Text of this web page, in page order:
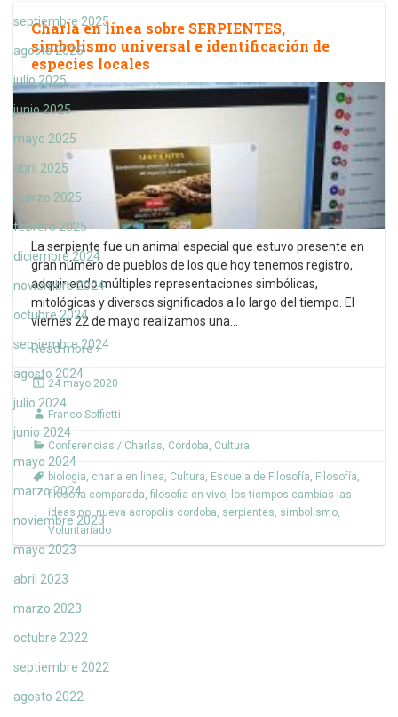
septiembre 2025
agosto 2025
julio 2025
junio 2025
mayo 2025
abril 2025
marzo 2025
febrero 2025
diciembre 2024
noviembre 2024
octubre 2024
septiembre 2024
agosto 2024
julio 2024
junio 2024
mayo 2024
marzo 2024
noviembre 2023
mayo 2023
abril 2023
marzo 2023
octubre 2022
septiembre 2022
agosto 2022
Charla en línea sobre SERPIENTES,
simbolismo universal e identificación de
especies locales
La serpiente fue un animal especial que estuvo presente en
gran número de pueblos de los que hoy tenemos registro,
adquiriendo múltiples representaciones simbólicas,
mitológicas y diversos significados a lo largo del tiempo. El
viernes 22 de mayo realizamos una…
Read more ›
24 mayo 2020
Franco Soffietti
Conferencias / Charlas, Córdoba, Cultura
biologia, charla en linea, Cultura, Escuela de Filosofía, Filosofía,
filosofia comparada, filosofia en vivo, los tiempos cambias las
ideas no,nueva acropolis cordoba, serpientes, simbolismo,
Voluntariado